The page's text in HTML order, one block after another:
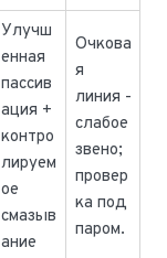
Улучш
енная
пассив
ация +
контро
лируем
ое
смазыв
ание
Очкова
я
линия -
слабое
звено;
провер
ка под
паром.